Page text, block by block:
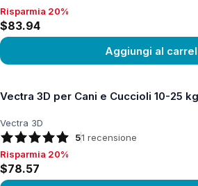
Risparmia 20%, $83.94
Risparmia 20%
$83.94
Aggiungi al
Vectra 3D per Cani e Cuccioli 10-25
Vectra 3D
51 recensione
Risparmia 20%, $78.57
Risparmia 20%
$78.57